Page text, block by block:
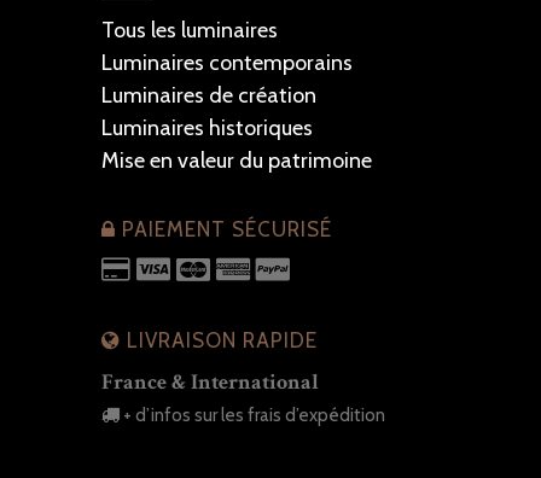
Tous les luminaires
Luminaires contemporains
Luminaires de création
Luminaires historiques
Mise en valeur du patrimoine
PAIEMENT SÉCURISÉ
LIVRAISON RAPIDE
France & International
+ d’infos sur les frais d’expédition